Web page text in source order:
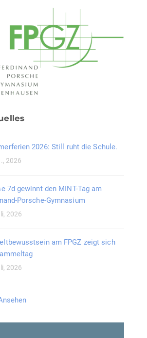
2026: Still ruht die Schule.
2026
7d gewinnt den MINT-Tag am
Porsche-Gymnasium
2026
am FPGZ zeigt sich
2026